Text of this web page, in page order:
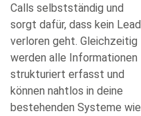
Calls selbstständig und
sorgt dafür, dass kein Lead
verloren geht. Gleichzeitig
werden alle Informationen
strukturiert erfasst und
können nahtlos in deine
bestehenden Systeme wie